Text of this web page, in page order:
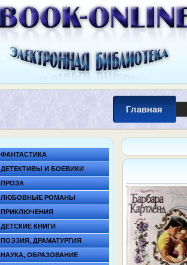
Главная
ФАНТАСТИКА
ДЕТЕКТИВЫ И БОЕВИКИ
ПРОЗА
ЛЮБОВНЫЕ РОМАНЫ
ПРИКЛЮЧЕНИЯ
ДЕТСКИЕ КНИГИ
ПОЭЗИЯ, ДРАМАТУРГИЯ
НАУКА, ОБРАЗОВАНИЕ